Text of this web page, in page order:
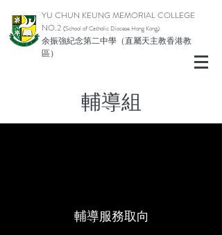
YU CHUN KEUNG MEMORIAL COLLEGE
NO.2 (School of Catholic Diocese Hong Kong)
余振強紀念第二中學（直屬天主教香港教
區）
輔導組
輔導服務取向